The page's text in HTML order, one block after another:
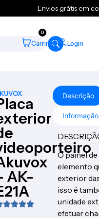
Envios grátis em
0
Carrinho Login
AK-
Descrição
O painel
elemento
exterior
isso é
unidade
efetuar